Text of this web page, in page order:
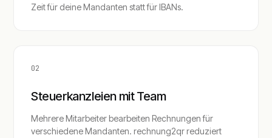
Zeit für deine Mandanten statt für IBANs.
02
Steuerkanzleien mit Team
Mehrere Mitarbeiter bearbeiten Rechnungen für
verschiedene Mandanten. rechnung2qr reduziert